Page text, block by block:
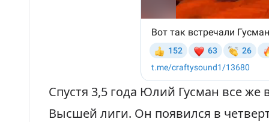
Спустя 3,5 года Юлий Гусман все же
Высшей лиги. Он появился в